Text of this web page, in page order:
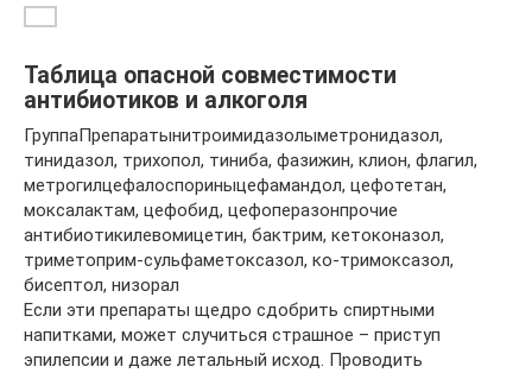
Таблица опасной совместимости
антибиотиков и алкоголя
ГруппаПрепаратынитроимидазолыметронидазол,
тинидазол, трихопол, тиниба, фазижин, клион, флагил,
метрогилцефалоспориныцефамандол, цефотетан,
моксалактам, цефобид, цефоперазонпрочие
антибиотикилевомицетин, бактрим, кетоконазол,
триметоприм-сульфаметоксазол, ко-тримоксазол,
бисептол, низорал
Если эти препараты щедро сдобрить спиртными
напитками, может случиться страшное – приступ
эпилепсии и даже летальный исход. Проводить